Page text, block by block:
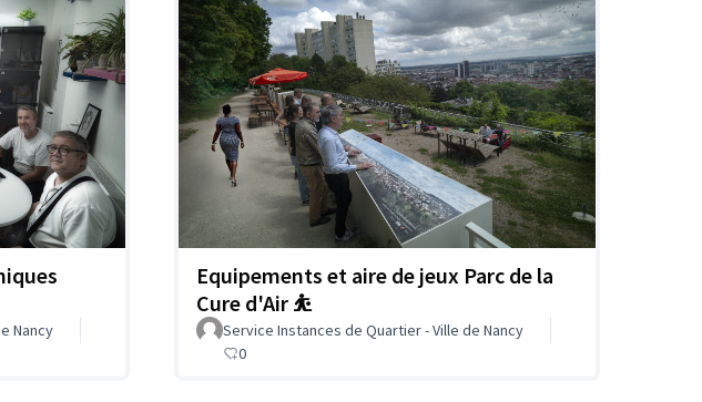
Nancy
Equipements et aire de jeux Parc de la
Cure d'Air ⛹️
Service Instances de Quartier - Ville de Nancy
0